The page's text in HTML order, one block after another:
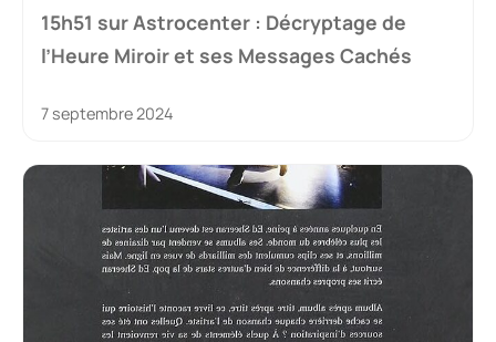
15h51 sur Astrocenter : Décryptage de
l’Heure Miroir et ses Messages Cachés
7 septembre 2024